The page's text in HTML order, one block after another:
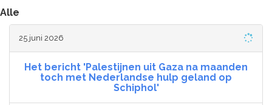
Alle
25 juni 2026
Het bericht 'Palestijnen uit Gaza na maanden
toch met Nederlandse hulp geland op
Schiphol'